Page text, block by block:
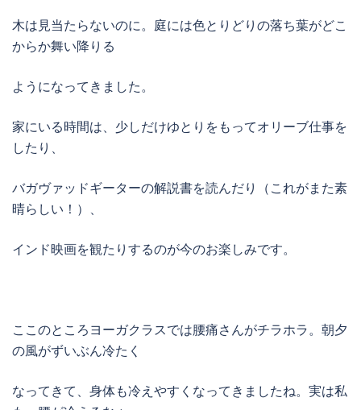
木は見当たらないのに。庭には色とりどりの落ち葉がどこ
からか舞い降りる
ようになってきました。
家にいる時間は、少しだけゆとりをもってオリーブ仕事を
したり、
バガヴァッドギーターの解説書を読んだり（これがまた素
晴らしい！）、
インド映画を観たりするのが今のお楽しみです。
ここのところヨーガクラスでは腰痛さんがチラホラ。朝夕
の風がずいぶん冷たく
なってきて、身体も冷えやすくなってきましたね。実は私